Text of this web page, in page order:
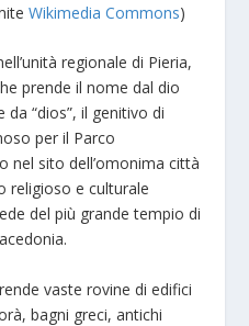
Wikimedia Commons)
regionale di Pieria,
prende il nome dal dio
“dios”, il genitivo di
per il Parco
nel sito dell’omonima città
religioso e culturale
del più grande tempio di
vaste rovine di edifici
bagni greci, antichi